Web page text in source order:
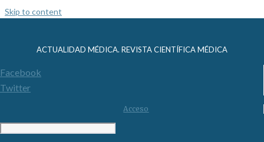
Skip to content
ACTUALIDAD MÉDICA. REVISTA CIENTÍFICA MÉDICA
Facebook
Twitter
Acceso